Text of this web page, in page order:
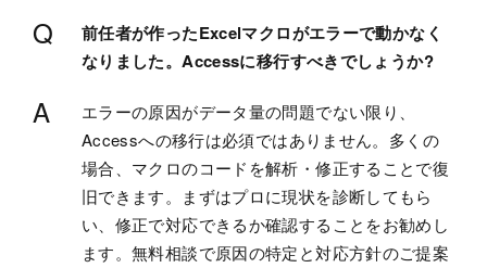
Q
前任者が作ったExcelマクロがエラーで動かなく
なりました。Accessに移行すべきでしょうか?
A
エラーの原因がデータ量の問題でない限り、
Accessへの移行は必須ではありません。多くの
場合、マクロのコードを解析・修正することで復
旧できます。まずはプロに現状を診断してもら
い、修正で対応できるか確認することをお勧めし
ます。無料相談で原因の特定と対応方針のご提案